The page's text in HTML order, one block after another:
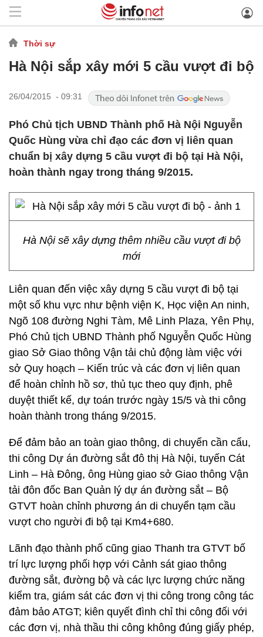
Thời sự
Hà Nội sắp xây mới 5 cầu vượt đi bộ
26/04/2015 - 09:31
Phó Chủ tịch UBND Thành phố Hà Nội Nguyễn
Quốc Hùng vừa chỉ đạo các đơn vị liên quan
chuẩn bị xây dựng 5 cầu vượt đi bộ tại Hà Nội,
hoàn thành ngay trong tháng 9/2015.
Hà Nội sẽ xây dựng thêm nhiều cầu vượt đi bộ
mới
Liên quan đến việc xây dựng 5 cầu vượt đi bộ tại
một số khu vực như bệnh viện K, Học viện An ninh,
Ngõ 108 đường Nghi Tàm, Mê Linh Plaza, Yên Phụ,
Phó Chủ tịch UBND Thành phố Nguyễn Quốc Hùng
giao Sở Giao thông Vận tải chủ động làm việc với
sở Quy hoạch – Kiến trúc và các đơn vị liên quan
để hoàn chỉnh hồ sơ, thủ tục theo quy định, phê
duyệt thiết kế, dự toán trước ngày 15/5 và thi công
hoàn thành trong tháng 9/2015.
Để đảm bảo an toàn giao thông, di chuyển cần cẩu,
thi công Dự án đường sắt đô thị Hà Nội, tuyến Cát
Linh – Hà Đông, ông Hùng giao sở Giao thông Vận
tải đôn đốc Ban Quản lý dự án đường sắt – Bộ
GTVT hoàn chỉnh phương án di chuyển tạm cầu
vượt cho người đi bộ tại Km4+680.
Lãnh đạo thành phố cũng giao Thanh tra GTVT bố
trí lực lượng phối hợp với Cảnh sát giao thông
đường sắt, đường bộ và các lực lượng chức năng
kiểm tra, giám sát các đơn vị thi công trong công tác
đảm bảo ATGT; kiên quyết đình chỉ thi công đối với
các đơn vị, nhà thầu thi công không đúng giấy phép,